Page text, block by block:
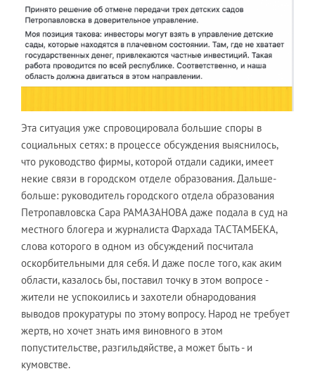
Эта ситуация уже спровоцировала большие споры в
социальных сетях: в процессе обсуждения выяснилось,
что руководство фирмы, которой отдали садики, имеет
некие связи в городском отделе образования. Дальше-
больше: руководитель городского отдела образования
Петропавловска Сара РАМАЗАНОВА даже подала в суд на
местного блогера и журналиста Фархада ТАСТАМБЕКА,
слова которого в одном из обсуждений посчитала
оскорбительными для себя. И даже после того, как аким
области, казалось бы, поставил точку в этом вопросе -
жители не успокоились и захотели обнародования
выводов прокуратуры по этому вопросу. Народ не требует
жертв, но хочет знать имя виновного в этом
попустительстве, разгильдяйстве, а может быть - и
кумовстве.